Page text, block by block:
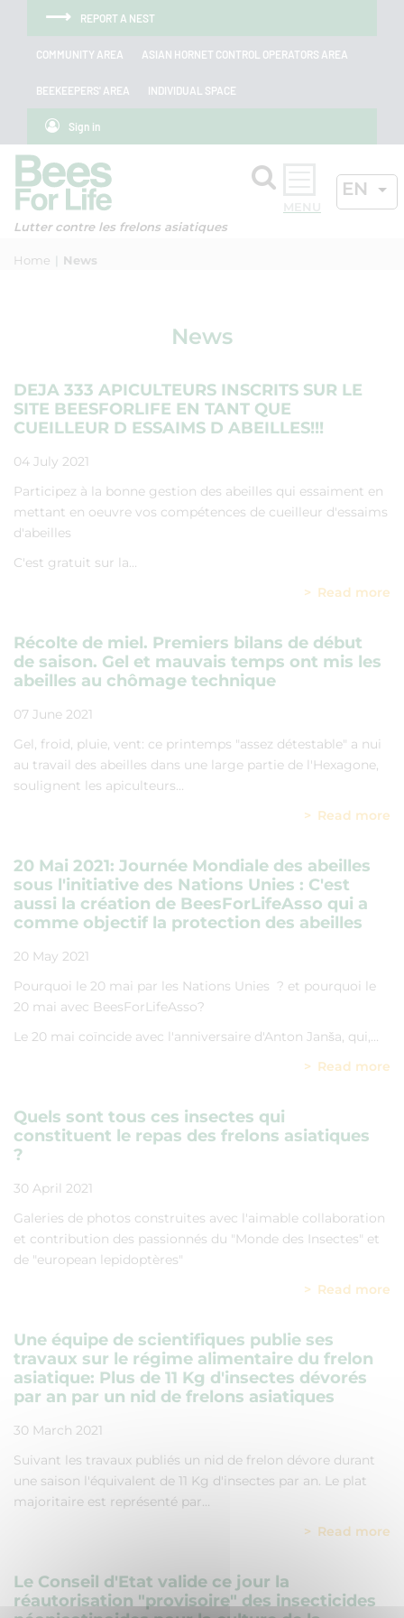
Cookies management panel
Skip to menu
Skip to main content
Skip to searchREPORT A NEST
COMMUNITY AREA ASIAN HORNET CONTROL OPERATORS AREA
BEEKEEPERS' AREA INDIVIDUAL SPACE
Sign in
Lutter contre les frelons asiatiques
SearchEN
Home News
News
DEJA 333 APICULTEURS INSCRITS SUR LE
SITE BEESFORLIFE EN TANT QUE
CUEILLEUR D ESSAIMS D ABEILLES!!!
04 July 2021
Participez à la bonne gestion des abeilles qui essaiment en
mettant en oeuvre vos compétences de cueilleur d'essaims
d'abeilles
C'est gratuit sur la…
Read more
Récolte de miel. Premiers bilans de début
de saison. Gel et mauvais temps ont mis les
abeilles au chômage technique
07 June 2021
Gel, froid, pluie, vent: ce printemps "assez détestable" a nui
au travail des abeilles dans une large partie de l'Hexagone,
soulignent les apiculteurs…
Read more
20 Mai 2021: Journée Mondiale des abeilles
sous l'initiative des Nations Unies : C'est
aussi la création de BeesForLifeAsso qui a
comme objectif la protection des abeilles
20 May 2021
Pourquoi le 20 mai par les Nations Unies ? et pourquoi le
20 mai avec BeesForLifeAsso?
Le 20 mai coïncide avec l'anniversaire d'Anton Janša, qui,…
Read more
Quels sont tous ces insectes qui
constituent le repas des frelons asiatiques
?
30 April 2021
Galeries de photos construites avec l'aimable collaboration
et contribution des passionnés du "Monde des Insectes" et
de "european lepidoptères"
Read more
Une équipe de scientifiques publie ses
travaux sur le régime alimentaire du frelon
asiatique: Plus de 11 Kg d'insectes dévorés
par an par un nid de frelons asiatiques
30 March 2021
Suivant les travaux publiés un nid de frelon dévore durant
une saison l'équivalent de 11 Kg d'insectes par an. Le plat
majoritaire est représenté par…
Read more
Le Conseil d'Etat valide ce jour la
réautorisation "provisoire" des insecticides